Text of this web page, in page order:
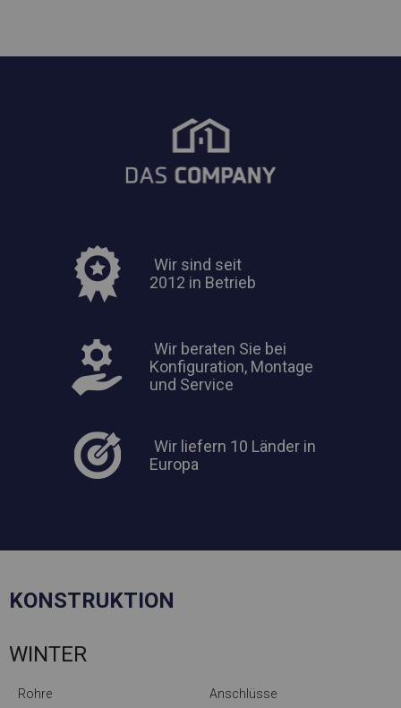
Wir sind seit
2012 in Betrieb
Wir beraten Sie bei
Konfiguration, Montage
und Service
Wir liefern 10 Länder in
Europa
KONSTRUKTION
WINTER
Rohre Anschlüsse